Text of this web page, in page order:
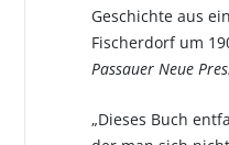
Geschichte aus
Fischerdorf um
Passauer Neue
„Dieses Buch